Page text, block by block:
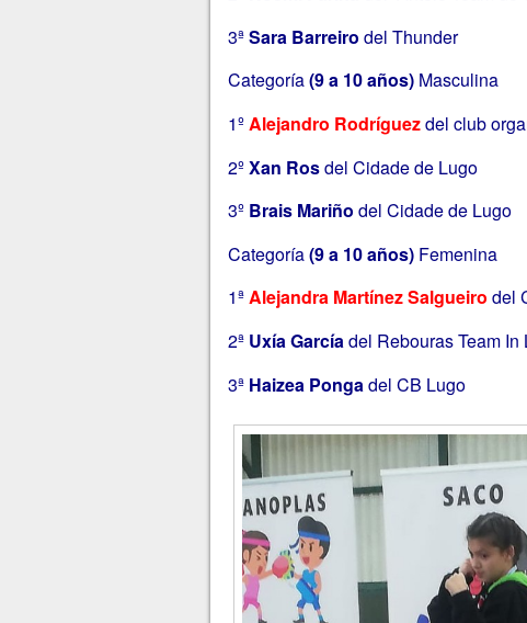
3ªSara Barreiro del Thunder
Categoría(9 a 10 años)Masculina
1ºAlejandro Rodríguezdel club
2ºXan Rosdel Cidade de Lugo
3º Brais Mariño del Cidade de Lugo
Categoría(9 a 10 años)Femenina
1ªAlejandra Martínez Salgueiro del
2ª Uxía Garcíadel Rebouras Team In
3ª Haizea Ponga del CB Lugo